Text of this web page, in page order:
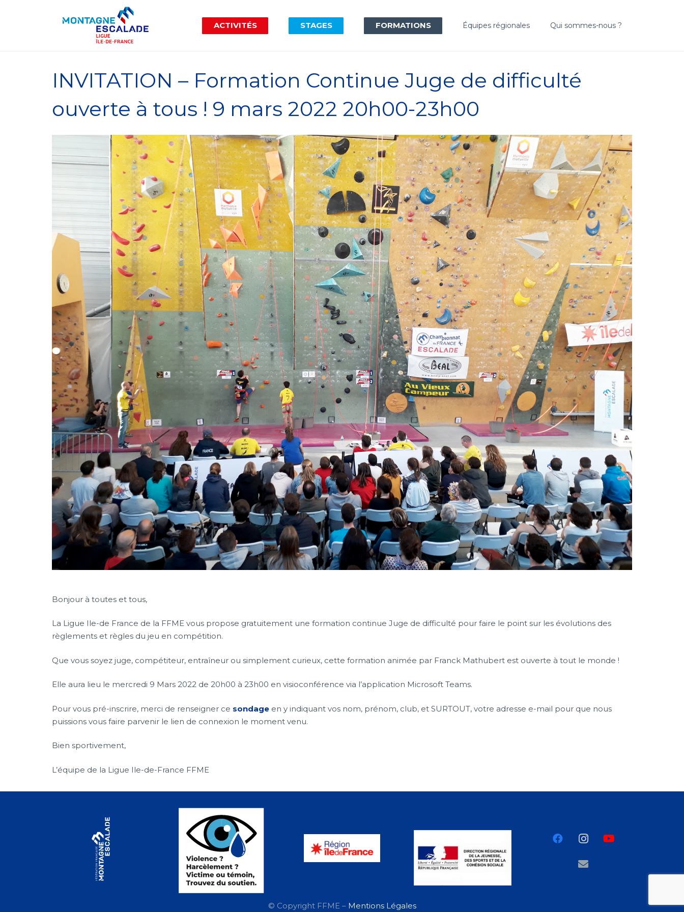
ACTIVITÉS STAGES FORMATIONS Équipes régionales Qui sommes-nous ?
INVITATION – Formation Continue Juge de difficulté
ouverte à tous ! 9 mars 2022 20h00-23h00
Bonjour à toutes et tous,
La Ligue Ile-de France de la FFME vous propose gratuitement une formation continue Juge de difficulté pour faire le point sur les évolutions des
règlements et règles du jeu en compétition.
Que vous soyez juge, compétiteur, entraîneur ou simplement curieux, cette formation animée par Franck Mathubert est ouverte à tout le monde !
Elle aura lieu le mercredi 9 Mars 2022 de 20h00 à 23h00 en visioconférence via l’application Microsoft Teams.
Pour vous pré-inscrire, merci de renseigner ce sondage en y indiquant vos nom, prénom, club, et SURTOUT, votre adresse e-mail pour que nous
puissions vous faire parvenir le lien de connexion le moment venu.
Bien sportivement,
L’équipe de la Ligue Ile-de-France FFME
© Copyright FFME – Mentions Légales